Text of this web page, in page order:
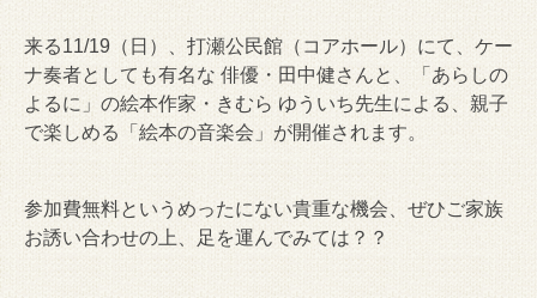
来る11/19（日）、打瀬公民館（コアホール）にて、ケー
ナ奏者としても有名な 俳優・田中健さんと、「あらしの
よるに」の絵本作家・きむら ゆういち先生による、親子
で楽しめる「絵本の音楽会」が開催されます。
参加費無料というめったにない貴重な機会、ぜひご家族
お誘い合わせの上、足を運んでみては？？